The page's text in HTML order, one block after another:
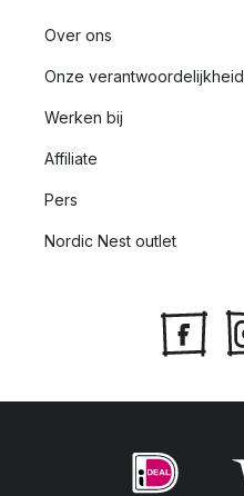
Over ons
Onze verantwoordelijkheid
Werken bij
Affiliate
Pers
Nordic Nest outlet